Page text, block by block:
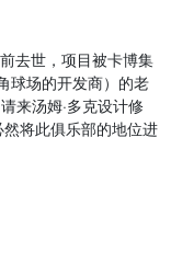
去世，项目被卡博集
球场的开发商）的老
来汤姆·多克设计修
将此俱乐部的地位进